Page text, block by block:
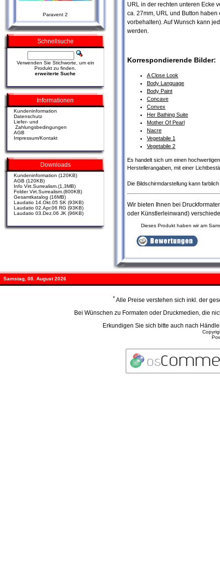
Paravent 2
Schnellsuche
Verwenden Sie Stichworte, um ein
Produkt zu finden.
erweiterte Suche
Informationen
Kundeninformation
Datenschutz
Liefer- und
Zahlungsbedingungen
AGB
Impressum/Kontakt
Downloads
Kundeninformation (120KB)
AGB (120KB)
Info Virt.Surrealism.(1,3MB)
Folder Virt.Surrealism.(800KB)
Gesamtkatalog (16MB)
Laudatio 14.Okt.05 SK (93KB)
Laudatio 02.Apr.06 RG (93KB)
Laudatio 03.Dez.06 JK (96KB)
URL in der rechten unteren Ecke
ca. 27mm, URL und Button
vorbehalten). Auf Wunsch kann
werden.
Korrespondierende Bilder:
A Close Look
Body Language
Body Paint
Concave
Convex
Her Bathing Suite
Mother Of Pearl
Nacre
Vegetabile 1
Vegetabile 2
Es handelt sich um einen
Herstellerangaben, mit einer
Die Bildschirmdarstellung kann
Wir bieten Ihnen bei
oder Künstlerleinwand)
Dieses Produkt haben wir am
Samstag, 08. August 2026
*Alle Preise verstehen sich inkl. der
Bei Wünschen zu Formaten oder Druckmedien, die
Erkundigen Sie sich bitte auch nach